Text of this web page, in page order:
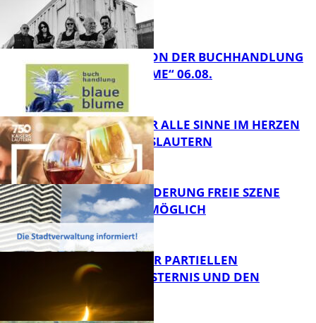
FB Kultur
FB Kultur
LESETIPPS VON DER BUCHHANDLUNG
„BLAUE BLUME“ 06.08.
FB Kultur
GENÜSSE FÜR ALLE SINNE IM HERZEN
VON KAISERSLAUTERN
PROJEKTFÖRDERUNG FREIE SZENE
WEITERHIN MÖGLICH
VORTRAG ZUR PARTIELLEN
SONNENFINSTERNIS UND DEN
PERSEIDEN